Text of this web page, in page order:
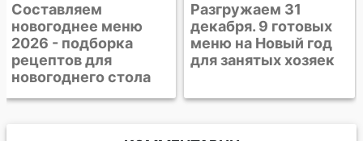
Составляем
новогоднее меню
2026 - подборка
рецептов для
новогоднего стола
Разгружаем 31
декабря. 9 готовых
меню на Новый год
для занятых хозяек